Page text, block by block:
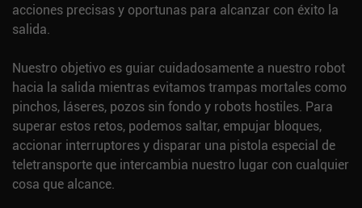
acciones precisas y oportunas para alcanzar con éxito la
salida.
Nuestro objetivo es guiar cuidadosamente a nuestro robot
hacia la salida mientras evitamos trampas mortales como
pinchos, láseres, pozos sin fondo y robots hostiles. Para
superar estos retos, podemos saltar, empujar bloques,
accionar interruptores y disparar una pistola especial de
teletransporte que intercambia nuestro lugar con cualquier
cosa que alcance.